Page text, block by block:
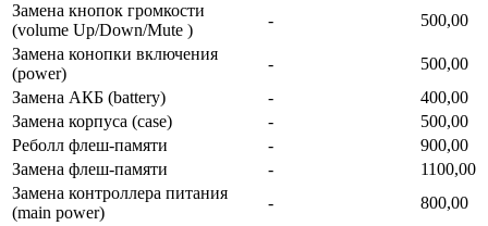
Замена кнопок громкости
(volume Up/Down/Mute )
-
500,00
Замена конопки включения
(power)
-
500,00
Замена АКБ (battery)
-
400,00
Замена корпуса (сase)
-
500,00
Реболл флеш-памяти
-
900,00
Замена флеш-памяти
-
1100,00
Замена контроллера питания
(main power)
-
800,00